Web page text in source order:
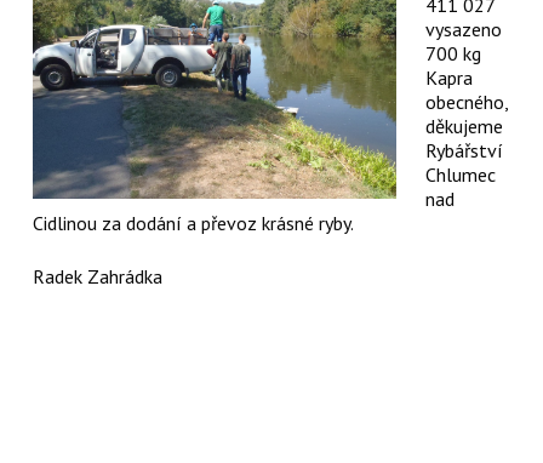
vysazeno
700 kg
Kapra
obecného,
děkujeme
Rybářství
Chlumec
nad
Cidlinou za dodání a převoz krásné ryby.
Radek Zahrádka